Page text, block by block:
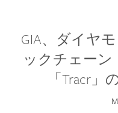
GIA、ダイヤ
ックチェー
「Tracr